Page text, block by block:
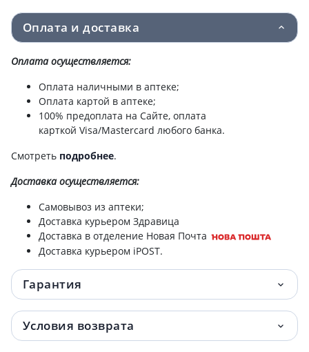
Оплата и доставка
Оплата осуществляется:
Оплата наличными в аптеке;
Оплата картой в аптеке;
100% предоплата на Сайте, оплата
карткой Visa/Mastercard любого банка.
Смотреть подробнее.
Доставкаосуществляется:
Самовывоз из аптеки;
Доставка курьером Здравица
Доставка в отделение Новая Почта
Доставка курьером iPOST.
Гарантия
Условия возврата